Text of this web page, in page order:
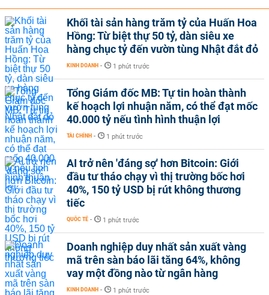
Khối tài sản hàng trăm tỷ của Huấn Hoa
Hồng: Từ biệt thự 50 tỷ, dàn siêu xe
hàng chục tỷ đến vườn tùng Nhật đắt đỏ
KINH DOANH - 1 phút trước
Tổng Giám đốc MB: Tự tin hoàn thành
kế hoạch lợi nhuận năm, có thể đạt mốc
40.000 tỷ nếu tình hình thuận lợi
TÀI CHÍNH - 1 phút trước
AI trở nên 'đáng sợ' hơn Bitcoin: Giới
đầu tư tháo chạy vì thị trường bốc hơi
40%, 150 tỷ USD bị rút không thương
tiếc
QUỐC TẾ - 1 phút trước
Doanh nghiệp duy nhất sản xuất vàng
mã trên sàn báo lãi tăng 64%, không
vay một đồng nào từ ngân hàng
KINH DOANH - 1 phút trước